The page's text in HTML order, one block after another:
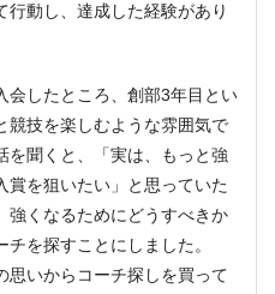
動し、達成した経験があり
会したところ、創部3年目とい
競技を楽しむような雰囲気で
を聞くと、「実は、もっと強
賞を狙いたい」と思っていた
強くなるためにどうすべきか
を探すことにしました。
思いからコーチ探しを買って